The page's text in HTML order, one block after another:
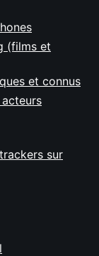
(films et
et connus
sur